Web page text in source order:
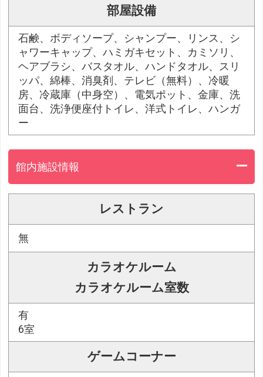
部屋設備
石鹸、ボディソープ、シャンプー、リンス、シ
ャワーキャップ、ハミガキセット、カミソリ、
ヘアブラシ、バスタオル、ハンドタオル、スリ
ッパ、綿棒、消臭剤、テレビ（無料）、冷暖
房、冷蔵庫（中身空）、電気ポット、金庫、洗
面台、洗浄便座付トイレ、洋式トイレ、ハンガ
ー
館内施設情報
レストラン
無
カラオケルーム
カラオケルーム室数
有
6室
ゲームコーナー